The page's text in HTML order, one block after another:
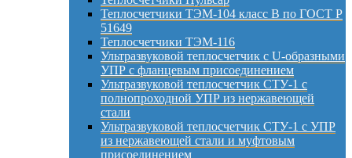
Теплосчетчики ТЭМ-104 класс B по ГОСТ Р
51649
Теплосчетчики ТЭМ-116
Ультразвуковой теплосчетчик с U-образными
УПР с фланцевым присоединением
Ультразвуковой теплосчетчик СТУ-1 с
полнопроходной УПР из нержавеющей
стали
Ультразвуковой теплосчетчик СТУ-1 с УПР
из нержавеющей стали и муфтовым
присоединением